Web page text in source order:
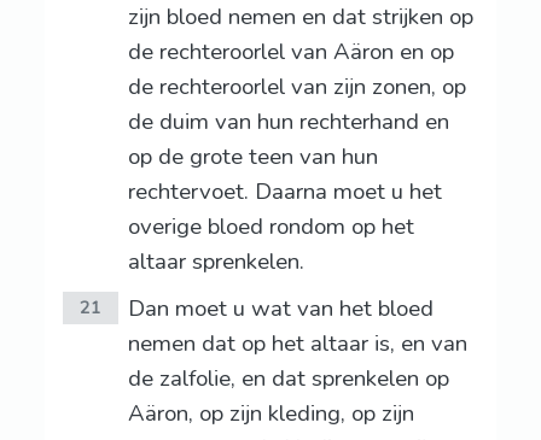
zijn bloed nemen en dat strijken op
de rechteroorlel van Aäron en op
de rechteroorlel van zijn zonen, op
de duim van hun rechterhand en
op de grote teen van hun
rechtervoet. Daarna moet u het
overige bloed rondom op het
altaar sprenkelen.
21
Dan moet u wat van het bloed
nemen dat op het altaar is, en van
de zalfolie, en dat sprenkelen op
Aäron, op zijn kleding, op zijn